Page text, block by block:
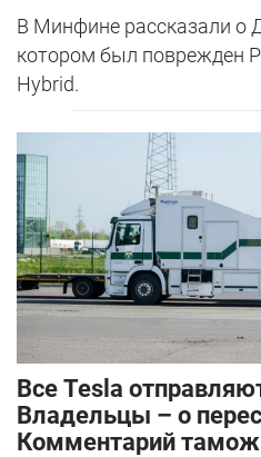
В Минфине рассказали о
котором был поврежден
Hybrid.
Все Tesla
Владельцы – о
Комментарий